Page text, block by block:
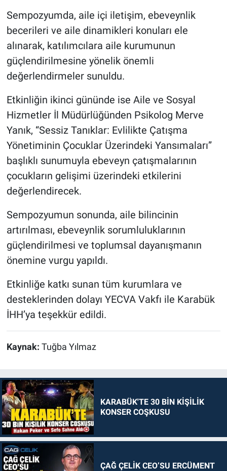
Sempozyumda, aile içi iletişim, ebeveynlik
becerileri ve aile dinamikleri konuları ele
alınarak, katılımcılara aile kurumunun
güçlendirilmesine yönelik önemli
değerlendirmeler sunuldu.
Etkinliğin ikinci gününde ise Aile ve Sosyal
Hizmetler İl Müdürlüğünden Psikolog Merve
Yanık, “Sessiz Tanıklar: Evlilikte Çatışma
Yönetiminin Çocuklar Üzerindeki Yansımaları”
başlıklı sunumuyla ebeveyn çatışmalarının
çocukların gelişimi üzerindeki etkilerini
değerlendirecek.
Sempozyumun sonunda, aile bilincinin
artırılması, ebeveynlik sorumluluklarının
güçlendirilmesi ve toplumsal dayanışmanın
önemine vurgu yapıldı.
Etkinliğe katkı sunan tüm kurumlara ve
desteklerinden dolayı YECVA Vakfı ile Karabük
İHH’ya teşekkür edildi.
Kaynak: Tuğba Yılmaz
KARABÜK'TE 30 BİN KİŞİLİK
KONSER COŞKUSU
ÇAĞ ÇELİK CEO’SU ERCÜMENT